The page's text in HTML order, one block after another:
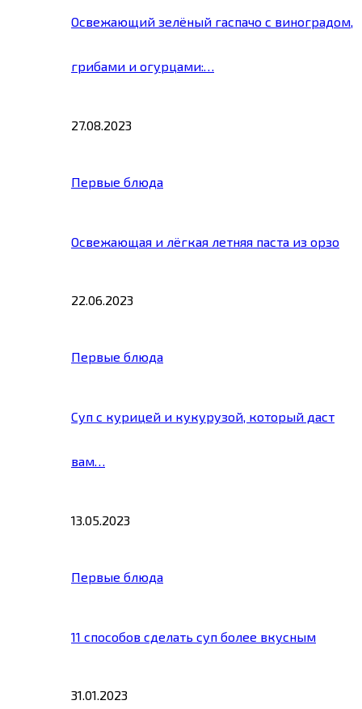
Освежающий зелёный гаспачо с виноградом,
грибами и огурцами:…
27.08.2023
Первые блюда
Освежающая и лёгкая летняя паста из орзо
22.06.2023
Первые блюда
Суп с курицей и кукурузой, который даст
вам…
13.05.2023
Первые блюда
11 способов сделать суп более вкусным
31.01.2023